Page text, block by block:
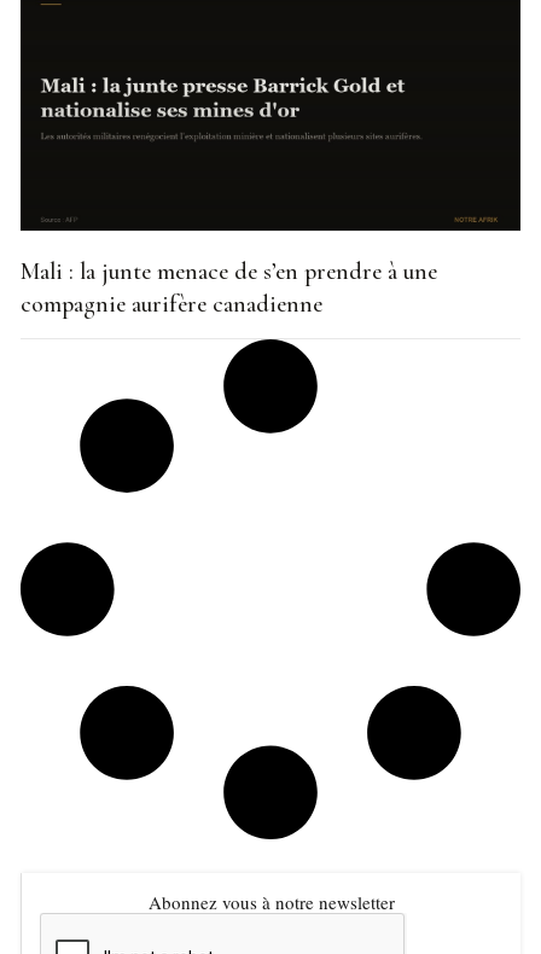
Mali : la junte menace de s’en prendre à une
compagnie aurifère canadienne
Abonnez vous à notre newsletter